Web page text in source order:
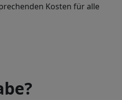
Kosten für alle